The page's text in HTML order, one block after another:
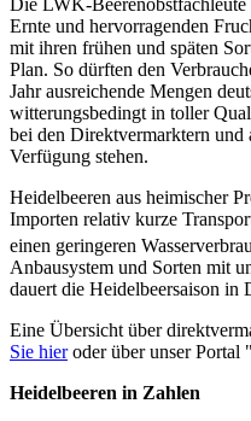
Ernte und hervorragenden
mit ihren frühen und späten
Plan. So dürften den
Jahr ausreichende Mengen
witterungsbedingt in toller
bei den Direktvermarktern
Verfügung stehen.
Heidelbeeren aus heimischer
Importen relativ kurze
einen geringeren
Anbausystem und Sorten mit
dauert die Heidelbeersaison in
Eine Übersicht über
Sie hieroder über unser Portal "
Heidelbeeren in Zahlen